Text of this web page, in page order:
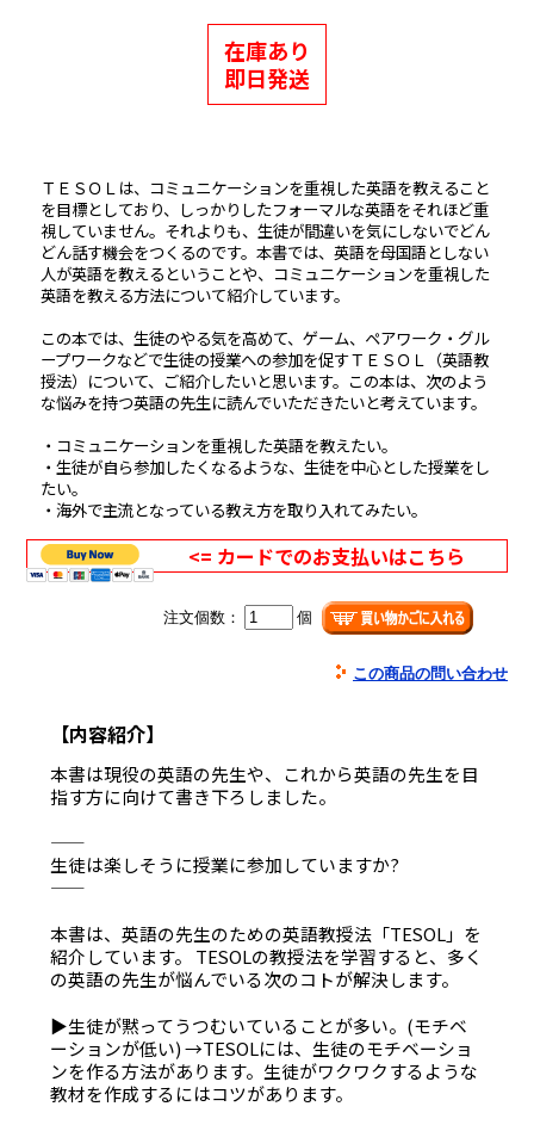
在庫あり
即日発送
ＴＥＳＯＬは、コミュニケーションを重視した英語を教えること
を目標としており、しっかりしたフォーマルな英語をそれほど重
視していません。それよりも、生徒が間違いを気にしないでどん
どん話す機会をつくるのです。本書では、英語を母国語としない
人が英語を教えるということや、コミュニケーションを重視した
英語を教える方法について紹介しています。
この本では、生徒のやる気を高めて、ゲーム、ペアワーク・グル
ープワークなどで生徒の授業への参加を促すＴＥＳＯＬ（英語教
授法）について、ご紹介したいと思います。この本は、次のよう
な悩みを持つ英語の先生に読んでいただきたいと考えています。
・コミュニケーションを重視した英語を教えたい。
・生徒が自ら参加したくなるような、生徒を中心とした授業をし
たい。
・海外で主流となっている教え方を取り入れてみたい。
<= カードでのお支払いはこちら
注文個数： 個
この商品の問い合わせ
【内容紹介】
本書は現役の英語の先生や、これから英語の先生を目
指す方に向けて書き下ろしました。
――――――――――――――――――――――――――――――――――――――
生徒は楽しそうに授業に参加していますか?
――――――――――――――――――――――――――――――――――――――
本書は、英語の先生のための英語教授法「TESOL」を
紹介しています。 TESOLの教授法を学習すると、多く
の英語の先生が悩んでいる次のコトが解決します。
▶生徒が黙ってうつむいていることが多い。(モチベ
ーションが低い) →TESOLには、生徒のモチベーショ
ンを作る方法があります。生徒がワクワクするような
教材を作成するにはコツがあります。